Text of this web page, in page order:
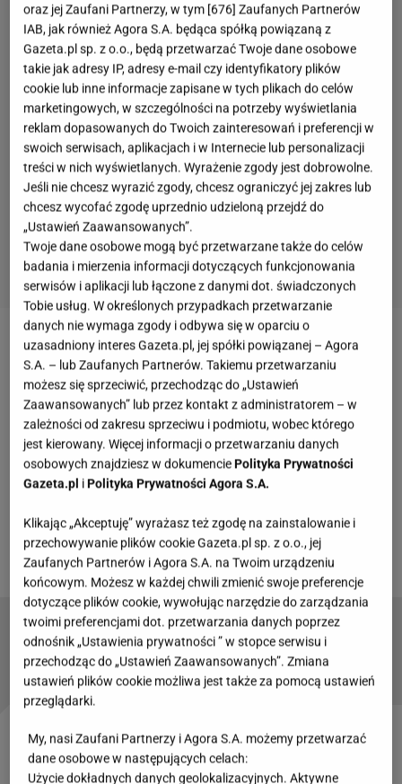
Marcin Najmanostatnio był krytykowany za próbę
uruchomienia swojej federacji MMA-VIP razem z
Andrzejem Zielińskim - "Słowikiem" z mafii
pruszkowskiej. Teraz dziennikarz Wirtualnej Polski,
Szymon Jadczak, dotarł do informacji na temat
kryminalnej przeszłości samego boksera.
Zobacz wideoKulisy ostatniej walki Marcina
Najmana! Powiedział dość
Uczestnicy "Big Brothera" i "Baru", którzy odeszli
w dziwnych okolicznościach
Marcin Najman był karany za wymuszenia i groźby
oraz jej Zaufani Partnerzy, w tym [676] Zaufanych Partnerów
IAB, jak również Agora S.A. będąca spółką powiązaną z
Gazeta.pl sp. z o.o., będą przetwarzać Twoje dane osobowe
takie jak adresy IP, adresy e-mail czy identyfikatory plików
cookie lub inne informacje zapisane w tych plikach do celów
marketingowych, w szczególności na potrzeby wyświetlania
reklam dopasowanych do Twoich zainteresowań i preferencji w
swoich serwisach, aplikacjach i w Internecie lub personalizacji
treści w nich wyświetlanych. Wyrażenie zgody jest dobrowolne.
Jeśli nie chcesz wyrazić zgody, chcesz ograniczyć jej zakres lub
chcesz wycofać zgodę uprzednio udzieloną przejdź do
„Ustawień Zaawansowanych”.
Twoje dane osobowe mogą być przetwarzane także do celów
badania i mierzenia informacji dotyczących funkcjonowania
serwisów i aplikacji lub łączone z danymi dot. świadczonych
Tobie usług. W określonych przypadkach przetwarzanie
danych nie wymaga zgody i odbywa się w oparciu o
uzasadniony interes Gazeta.pl, jej spółki powiązanej – Agora
S.A. – lub Zaufanych Partnerów. Takiemu przetwarzaniu
możesz się sprzeciwić, przechodząc do „Ustawień
Zaawansowanych” lub przez kontakt z administratorem – w
zależności od zakresu sprzeciwu i podmiotu, wobec którego
jest kierowany. Więcej informacji o przetwarzaniu danych
osobowych znajdziesz w dokumenciePolityka Prywatności
Gazeta.pl iPolityka Prywatności Agora S.A.
Klikając „Akceptuję” wyrażasz też zgodę na zainstalowanie i
przechowywanie plików cookie Gazeta.pl sp. z o.o., jej
Zaufanych Partnerów i Agora S.A. na Twoim urządzeniu
końcowym. Możesz w każdej chwili zmienić swoje preferencje
dotyczące plików cookie, wywołując narzędzie do zarządzania
twoimi preferencjami dot. przetwarzania danych poprzez
odnośnik „Ustawienia prywatności ” w stopce serwisu i
przechodząc do „Ustawień Zaawansowanych”. Zmiana
ustawień plików cookie możliwa jest także za pomocą ustawień
przeglądarki.
My, nasi Zaufani Partnerzy i Agora S.A. możemy przetwarzać
dane osobowe w następujących celach:
Użycie dokładnych danych geolokalizacyjnych. Aktywne